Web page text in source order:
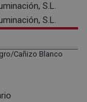
S.L.
S.L.
Cañizo Blanco